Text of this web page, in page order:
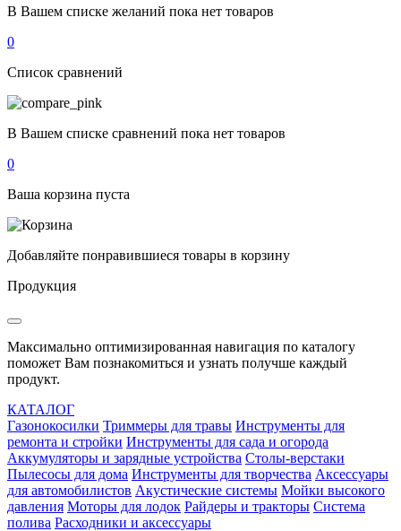
В Вашем списке желаний пока нет товаров
0
Список сравнений
В Вашем списке сравнений пока нет товаров
0
Ваша корзина пуста
Добавляйте понравившиеся товары в корзину
Продукция
Максимально оптимизированная навигация по каталогу
поможет Вам познакомиться и узнать получше каждый
продукт.
КАТАЛОГ
Газонокосилки Триммеры для травы Инструменты для
ремонта и стройки Инструменты для сада и огорода
Аккумуляторы и зарядные устройства Столы-верстаки
Пылесосы для дома Инструменты для творчества Аксессуары
для автомобилистов Акустические системы Мойки высокого
давления Моторы для лодок Райдеры и тракторы Система
полива Расходники и аксессуары